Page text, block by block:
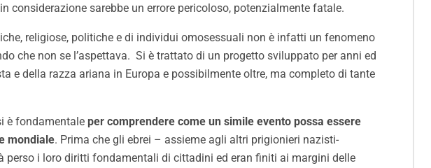
considerazione sarebbe un errore pericoloso, potenzialmente fatale.
religiose, politiche e di individui omosessuali non è infatti un fenomeno
che non se l’aspettava. Si è trattato di un progetto sviluppato per anni ed
e della razza ariana in Europa e possibilmente oltre, ma completo di tante
è fondamentale per comprendere come un simile evento possa essere
mondiale. Prima che gli ebrei – assieme agli altri prigionieri nazisti-
perso i loro diritti fondamentali di cittadini ed eran finiti ai margini delle